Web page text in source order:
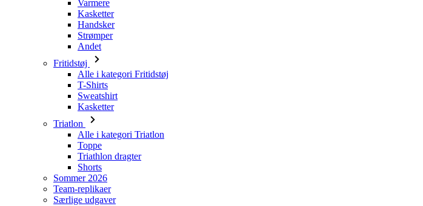
Fritidstøj
Alle i kategori Fritidstøj
T-Shirts
Sweatshirt
Kasketter
Triatlon
Alle i kategori Triatlon
Toppe
Triathlon dragter
Shorts
Sommer 2026
Team-replikaer
Særlige udgaver
Udsalg
Gavekort
Børn
Alle i kategori Børn